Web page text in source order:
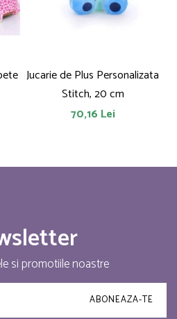
Jucarie de Plus Personalizata
Stitch, 20 cm
70,16 Lei
si promotiile noastre